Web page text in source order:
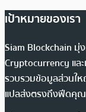
เป้าหมายของเรา
Siam Blockchain มุ่
Cryptocurrency แล
รวบรวมข้อมูลส่วนให
แปลส่งตรงถึงฟีดคุณ